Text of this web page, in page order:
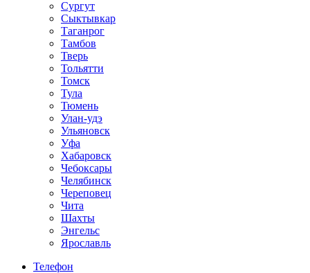
Сургут
Сыктывкар
Таганрог
Тамбов
Тверь
Тольятти
Томск
Тула
Тюмень
Улан-удэ
Ульяновск
Уфа
Хабаровск
Чебоксары
Челябинск
Череповец
Чита
Шахты
Энгельс
Ярославль
Телефон